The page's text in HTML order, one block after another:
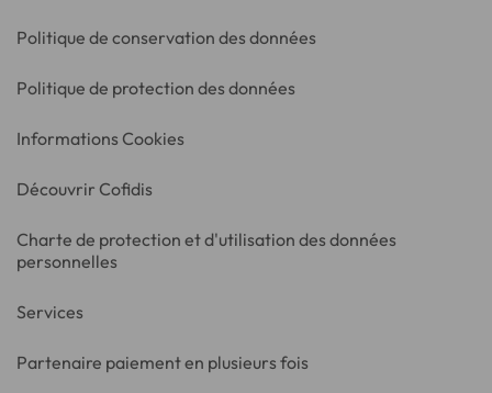
Politique de conservation des données
Politique de protection des données
Informations Cookies
Découvrir Cofidis
Charte de protection et d'utilisation des données
personnelles
Services
Partenaire paiement en plusieurs fois